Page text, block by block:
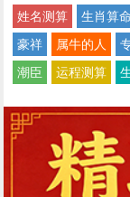
姓名测算
生肖算命
豪祥
属牛的人
潮臣
运程测算